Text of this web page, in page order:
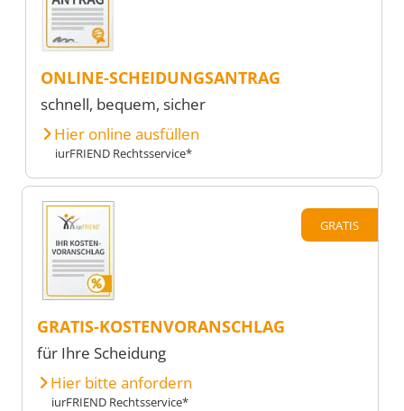
ONLINE-SCHEIDUNGSANTRAG
schnell, bequem, sicher
Hier online ausfüllen
iurFRIEND Rechtsservice*
GRATIS
GRATIS-KOSTENVORANSCHLAG
für Ihre Scheidung
Hier bitte anfordern
iurFRIEND Rechtsservice*